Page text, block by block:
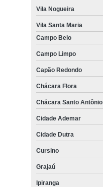
Vila Nogueira
Vila Santa Maria
Campo Belo
Campo Limpo
Capão Redondo
Chácara Flora
Chácara Santo Antônio
Cidade Ademar
Cidade Dutra
Cursino
Grajaú
Ipiranga